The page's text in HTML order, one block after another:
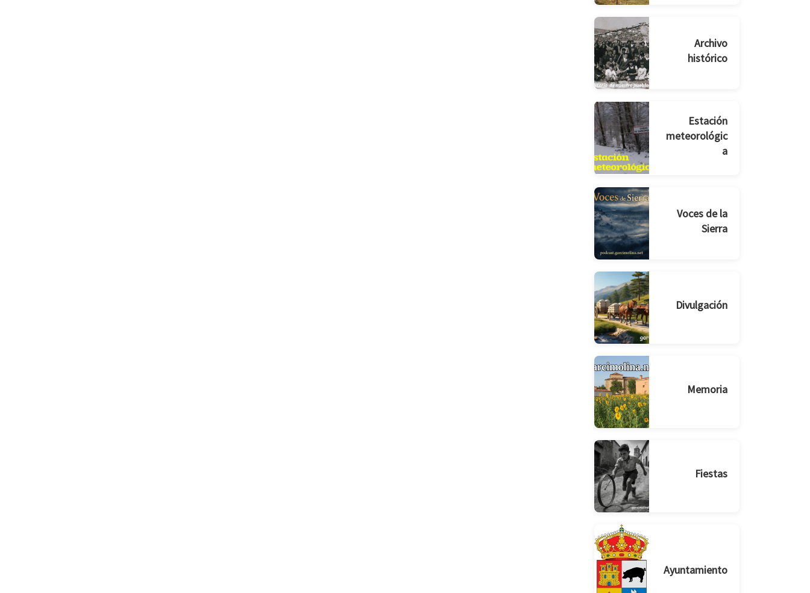
Archivo
histórico
Estación
meteorológic
a
Voces de la
Sierra
Divulgación
Memoria
Fiestas
Ayuntamiento